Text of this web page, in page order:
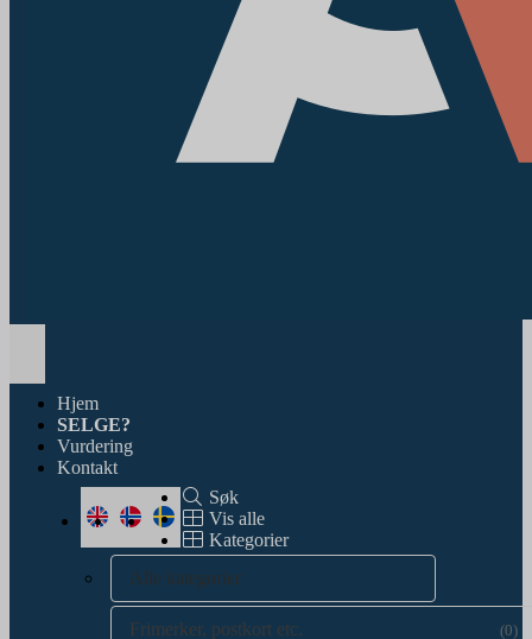
navigation
Hjem
SELGE?
Vurdering
Kontakt
Søk
Vis alle
Kategorier
Alle kategorier
Frimerker, postkort etc. (0)